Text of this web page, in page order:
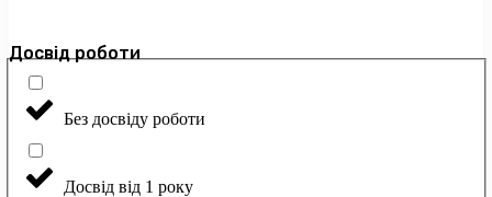
Досвід роботи
Без досвіду роботи
Досвід від 1 року